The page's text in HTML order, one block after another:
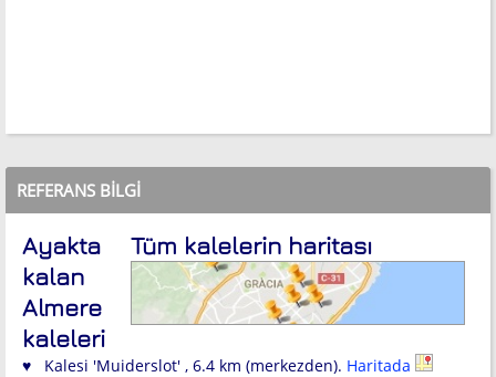
REFERANS BILGI
Tüm kalelerin haritası
Ayakta
kalan
Almere
kaleleri
♥ Kalesi 'Muiderslot' , 6.4 km (merkezden). Haritada